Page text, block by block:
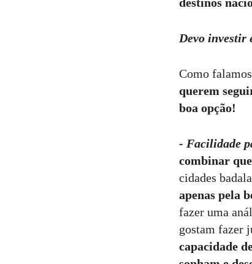
destinos
Devo investir
Como
querem
boa opção!
- Facilidade
combinar
cidades
apenas pela
fazer uma
gostam fazer
capacidade